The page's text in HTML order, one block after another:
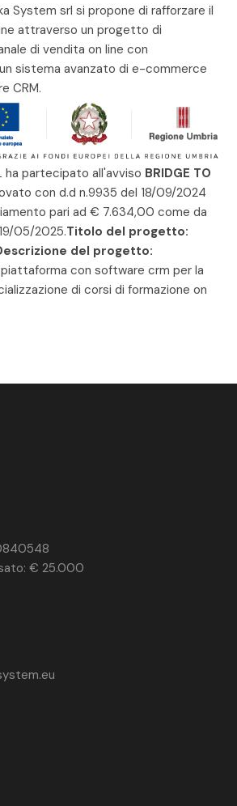
System srl si propone di rafforzare il
attraverso un progetto di
di vendita on line con
sistema avanzato di e-commerce
CRM.
ha partecipato all'avviso BRIDGE TO
con d.d n.9935 del 18/09/2024
pari ad € 7.634,00 come da
05/2025.Titolo del progetto:
del progetto:
piattaforma con software crm per la
di corsi di formazione on
€ 25.000